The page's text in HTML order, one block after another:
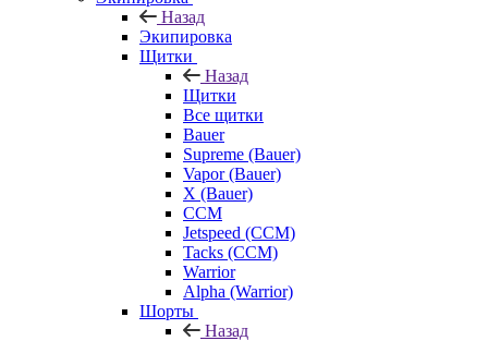
Назад
Экипировка
Щитки
Назад
Щитки
Все щитки
Bauer
Supreme (Bauer)
Vapor (Bauer)
X (Bauer)
CCM
Jetspeed (CCM)
Tacks (CCM)
Warrior
Alpha (Warrior)
Шорты
Назад